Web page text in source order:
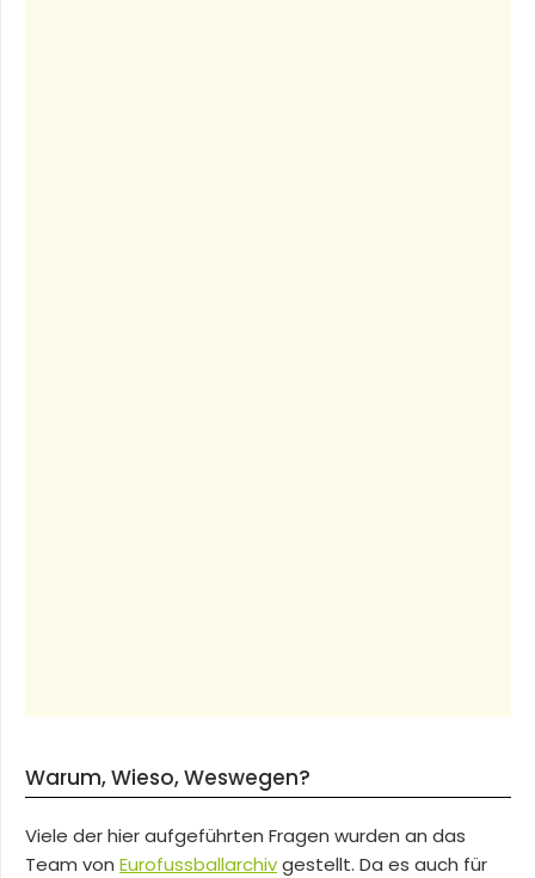
Warum, Wieso, Weswegen?
Viele der hier aufgeführten Fragen wurden an das
Team von Eurofussballarchivgestellt. Da es auch für